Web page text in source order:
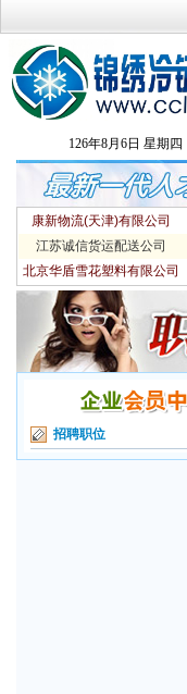
126年8月6日 星期四
康新物流(天津)有限公司
江苏诚信货运配送公司
北京华盾雪花塑料有限公司
招聘职位